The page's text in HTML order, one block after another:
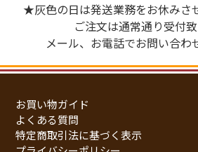
★灰色の日は発送業務をお休みさ
ご注文は通常通り受付致
メール、お電話でお問い合わ
お買い物ガイド
よくある質問
特定商取引法に基づく表示